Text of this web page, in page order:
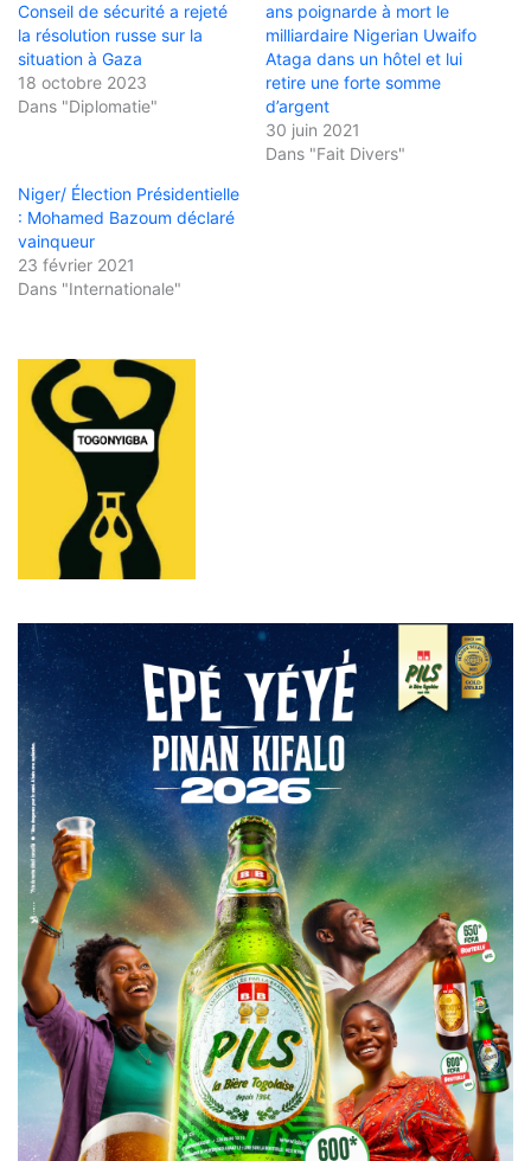
Conseil de sécurité a rejeté
la résolution russe sur la
situation à Gaza
18 octobre 2023
Dans "Diplomatie"
ans poignarde à mort le
milliardaire Nigerian Uwaifo
Ataga dans un hôtel et lui
retire une forte somme
d’argent
30 juin 2021
Dans "Fait Divers"
Niger/ Élection Présidentielle
: Mohamed Bazoum déclaré
vainqueur
23 février 2021
Dans "Internationale"